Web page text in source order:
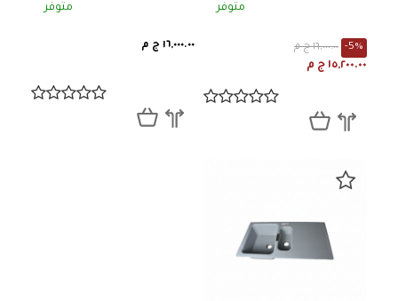
متوفر
١٦,٠٠٠.٠٠ ج م -5%
١٥,٢٠٠.٠٠ ج م
متوفر
١٦,٠٠٠.٠٠ ج م